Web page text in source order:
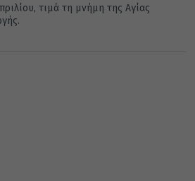
τιμά τη μνήμη της Αγίας